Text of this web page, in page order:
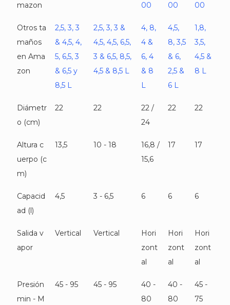
mazon
00
00
00
Otros ta
maños
en Ama
zon
2,5, 3, 3
& 4,5, 4,
5, 6,5, 3
& 6,5 y
8,5 L
2,5, 3, 3 &
4,5, 4,5, 6,5,
3 & 6,5, 8,5,
4,5 & 8,5 L
4, 8,
4 &
6, 4
& 8
L
4,5,
8, 3,5
& 6,
2,5 &
6 L
1,8,
3,5,
4,5 &
8 L
Diámetr
o (cm)
22 22
22 /
24
22 22
Altura c
uerpo (c
m)
13,5 10 - 18
16,8 /
15,6
17 17
Capacid
ad (l)
4,5 3 - 6,5 6 6 6
Salida v
apor
Vertical Vertical
Hori
zont
al
Hori
zont
al
Hori
zont
al
Presión
min - M
45 - 95 45 - 95
40 -
80
40 -
80
45 -
75